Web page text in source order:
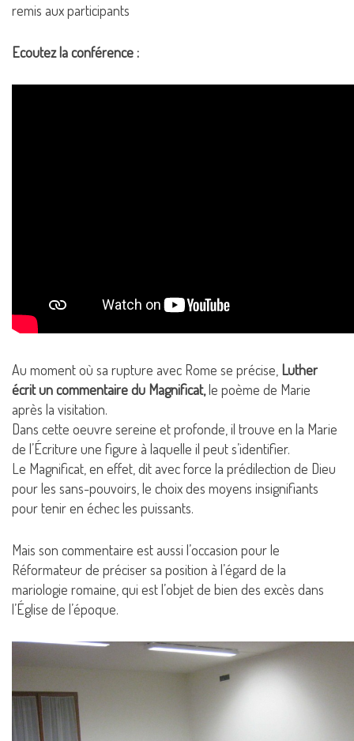
remis aux participants
Ecoutez la conférence :
Au moment où sa rupture avec Rome se précise, Luther
écrit un commentaire du Magnificat,le poème de Marie
après la visitation.
Dans cette oeuvre sereine et profonde, il trouve en la Marie
de l’Écriture une figure à laquelle il peut s’identifier.
Le Magnificat, en effet, dit avec force la prédilection de Dieu
pour les sans-pouvoirs, le choix des moyens insignifiants
pour tenir en échec les puissants.
Mais son commentaire est aussi l’occasion pour le
Réformateur de préciser sa position à l’égard de la
mariologie romaine, qui est l’objet de bien des excès dans
l’Église de l’époque.